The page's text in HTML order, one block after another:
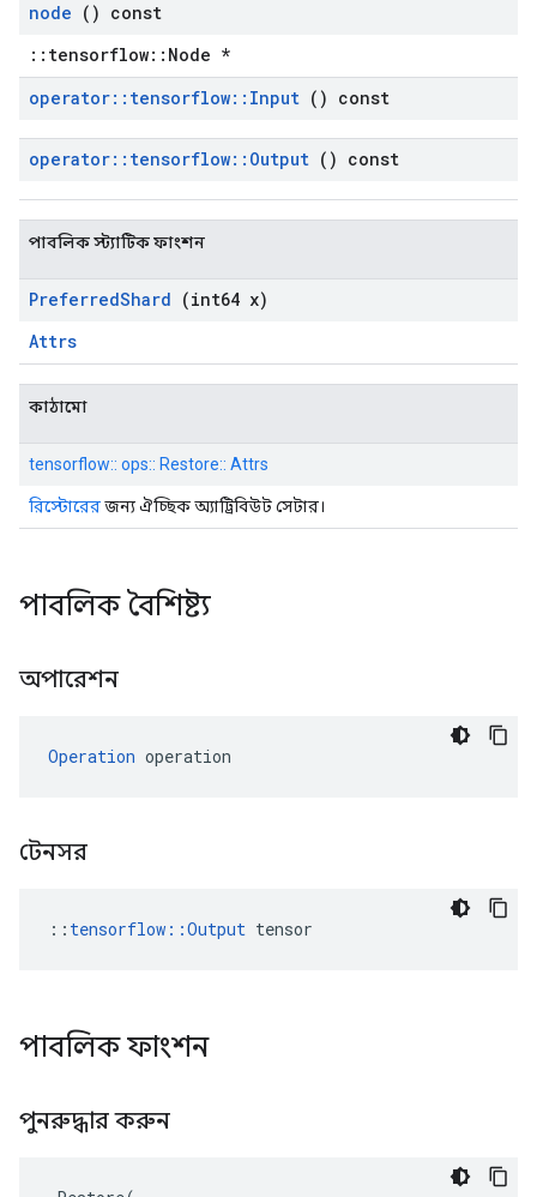
node () const
::tensorflow::Node *
operator:: tensorflow:: Input () const
operator:: tensorflow:: Output () const
পাবলিক স্ট্যাটিক ফাংশন
PreferredShard (int64 x)
Attrs
কাঠামো
tensorflow:: ops:: Restore:: Attrs
রিস্টোরেরজন্য ঐচ্ছিক অ্যাট্রিবিউট সেটার।
পাবলিক বৈশিষ্ট্য
অপারেশন
Operation operation
টেনসর
:: tensorflow::Output tensor
পাবলিক ফাংশন
পুনরুদ্ধার করুন